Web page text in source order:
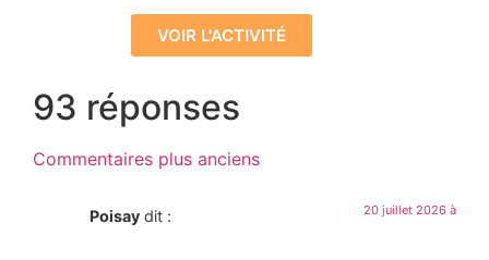
VOIR L'ACTIVITÉ
93 réponses
Commentaires plus anciens
Poisay dit : 20 juillet 2026 à